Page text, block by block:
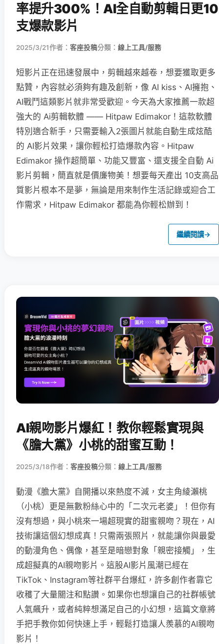
率提升300%！AI全自動剪輯日更10
支爆款影片
2025/3/21作者： 客座投稿分類： 線上工具/服務
短影片正在迅速發展中，剪輯越來越卷，想要獲取更多
點贊，內容就必須夠有趣及創新，像 AI kiss、AI擁抱、
AI戰鬥這類影片就非常受歡迎。今天為大家推薦一款超
強大的 Ai剪輯軟體 —— Hitpaw Edimakor！這款軟體
特別適合新手，只需要輸入2張圖片就能自動生成炫酷
的 AI影片效果，讓你輕松打造爆款內容。Hitpaw
Edimakor 操作超簡單、功能又豐富、還支援全自動 Ai
影片剪輯，簡直就是價廉物美！想要每天產出 10支高品
質影片根本不是夢，無論是用來制作生活記錄或迎合工
作需求，Hitpaw Edimakor 都能為你輕松辦到！
繼續閱讀→
AI親吻影片爆紅！教你輕鬆實現與
《膽大黨》小桃的甜蜜互動！
2025/3/18作者： 客座投稿分類： 線上工具/服務
動漫《膽大黨》自開播以來熱度不減，女主角綾瀨桃
（小桃）更是無數粉絲心中的「二次元老婆」！但你有
沒有想過，與小桃來一場超現實的甜蜜親吻？現在，AI
技術讓這個幻想成真！只需兩張照片，就能讓你與最愛
的動漫角色、偶像，甚至是暗戀對象「親密接觸」，生
成超擬真的AI親吻影片。這股AI影片風潮已經在
TikTok、Instagram等社群平台爆紅，許多創作者靠它
收穫了大量關注和點讚。如果你也想讓自己的社群帳號
人氣飆升，或者純粹想滿足自己的小幻想，這篇文章將
手把手教你如何快速上手，輕鬆打造讓人羨慕的AI親吻
影片！